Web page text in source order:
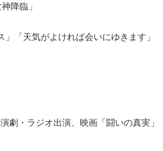
降臨」
「天気がよければ会いにゆきます」
・ラジオ出演、映画「闘いの真実